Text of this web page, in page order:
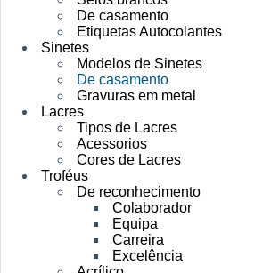
De casamento
Etiquetas Autocolantes
Sinetes
Modelos de Sinetes
De casamento
Gravuras em metal
Lacres
Tipos de Lacres
Acessorios
Cores de Lacres
Troféus
De reconhecimento
Colaborador
Equipa
Carreira
Excelência